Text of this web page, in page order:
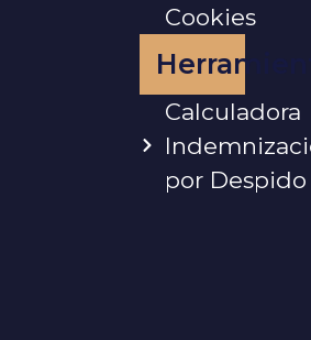
Cookies
Calculadora
por Despido